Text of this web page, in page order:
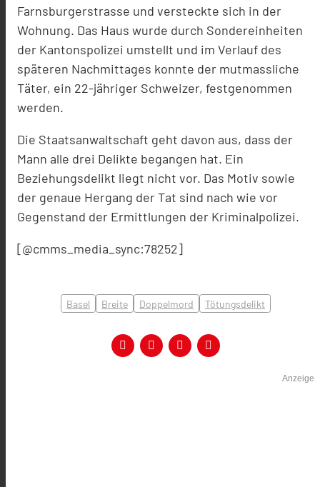
Farnsburgerstrasse und versteckte sich in der
Wohnung. Das Haus wurde durch Sondereinheiten
der Kantonspolizei umstellt und im Verlauf des
späteren Nachmittages konnte der mutmassliche
Täter, ein 22-jähriger Schweizer, festgenommen
werden.
Die Staatsanwaltschaft geht davon aus, dass der
Mann alle drei Delikte begangen hat. Ein
Beziehungsdelikt liegt nicht vor. Das Motiv sowie
der genaue Hergang der Tat sind nach wie vor
Gegenstand der Ermittlungen der Kriminalpolizei.
[@cmms_media_sync:78252]
Basel Breite Doppelmord Tötungsdelikt
Anzeige